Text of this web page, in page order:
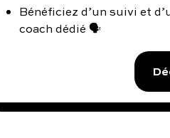
Bénéficiez d’un suivi et
coach dédié 🗣️